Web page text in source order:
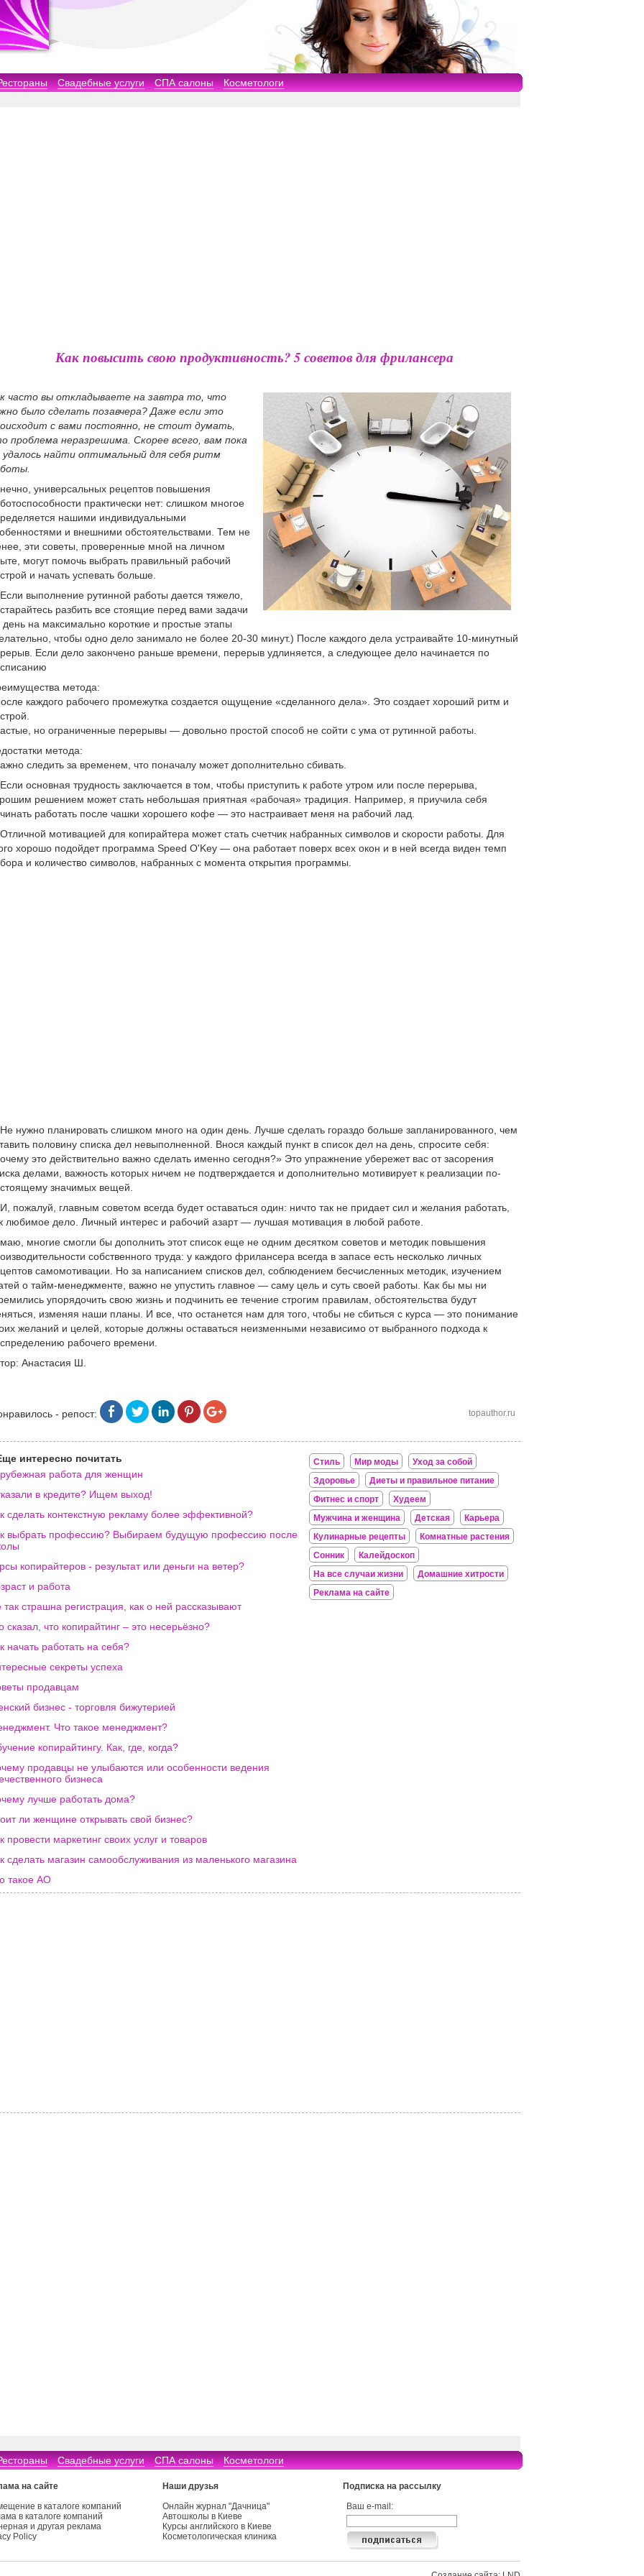
Свадебные услуги СПА салоны Косметологи
Как повысить свою продуктивность? 5 советов для фрилансера
часто вы откладываете на завтра то, что
было сделать позавчера? Даже если это
с вами постоянно, не стоит думать,
проблема неразрешима. Скорее всего, вам пока
удалось найти оптимальный для себя ритм
универсальных рецептов повышения
практически нет: слишком многое
нашими индивидуальными
и внешними обстоятельствами. Тем не
эти советы, проверенные мной на личном
могут помочь выбрать правильный рабочий
и начать успевать больше.
Если выполнение рутинной работы дается тяжело,
разбить все стоящие перед вами задачи
день на максимально короткие и простые этапы
чтобы одно дело занимало не более 20-30 минут.) После каждого дела устраивайте 10-минутный
Если дело закончено раньше времени, перерыв удлиняется, а следующее дело начинается по
метода:
каждого рабочего промежутка создается ощущение «сделанного дела». Это создает хороший ритм и
но ограниченные перерывы — довольно простой способ не сойти с ума от рутинной работы.
метода:
следить за временем, что поначалу может дополнительно сбивать.
Если основная трудность заключается в том, чтобы приступить к работе утром или после перерыва,
решением может стать небольшая приятная «рабочая» традиция. Например, я приучила себя
работать после чашки хорошего кофе — это настраивает меня на рабочий лад.
Отличной мотивацией для копирайтера может стать счетчик набранных символов и скорости работы. Для
хорошо подойдет программа Speed O'Key — она работает поверх всех окон и в ней всегда виден темп
и количество символов, набранных с момента открытия программы.
Не нужно планировать слишком много на один день. Лучше сделать гораздо больше запланированного, чем
половину списка дел невыполненной. Внося каждый пункт в список дел на день, спросите себя:
это действительно важно сделать именно сегодня?» Это упражнение убережет вас от засорения
делами, важность которых ничем не подтверждается и дополнительно мотивирует к реализации по-
значимых вещей.
И, пожалуй, главным советом всегда будет оставаться один: ничто так не придает сил и желания работать,
любимое дело. Личный интерес и рабочий азарт — лучшая мотивация в любой работе.
многие смогли бы дополнить этот список еще не одним десятком советов и методик повышения
собственного труда: у каждого фрилансера всегда в запасе есть несколько личных
самомотивации. Но за написанием списков дел, соблюдением бесчисленных методик, изучением
о тайм-менеджменте, важно не упустить главное — саму цель и суть своей работы. Как бы мы ни
упорядочить свою жизнь и подчинить ее течение строгим правилам, обстоятельства будут
изменяя наши планы. И все, что останется нам для того, чтобы не сбиться с курса — это понимание
желаний и целей, которые должны оставаться неизменными независимо от выбранного подхода к
рабочего времени.
Анастасия Ш.
- репост: topauthor.ru
интересно почитать
работа для женщин
в кредите? Ищем выход!
сделать контекстную рекламу более эффективной?
выбрать профессию? Выбираем будущую профессию после
копирайтеров - результат или деньги на ветер?
и работа
так страшна регистрация, как о ней рассказывают
сказал, что копирайтинг – это несерьёзно?
начать работать на себя?
секреты успеха
продавцам
бизнес - торговля бижутерией
Что такое менеджмент?
копирайтингу. Как, где, когда?
продавцы не улыбаются или особенности ведения
бизнеса
лучше работать дома?
ли женщине открывать свой бизнес?
провести маркетинг своих услуг и товаров
сделать магазин самообслуживания из маленького магазина
такое АО
Стиль Мир моды
Уход за собой
Здоровье
Диеты и правильное питание
Фитнес и спорт
Худеем
Мужчина и женщина
Детская
Карьера
Кулинарные рецепты
Комнатные растения
Сонник
Калейдоскоп
На все случаи жизни
Домашние хитрости
Реклама на сайте
Свадебные услуги СПА салоны Косметологи
на сайте
в каталоге компаний
в каталоге компаний
и другая реклама
Policy
Наши друзья
Онлайн журнал "Дачница"
Автошколы в Киеве
Курсы английского в Киеве
Косметологическая клиника
Подписка на рассылку
Ваш e-mail: